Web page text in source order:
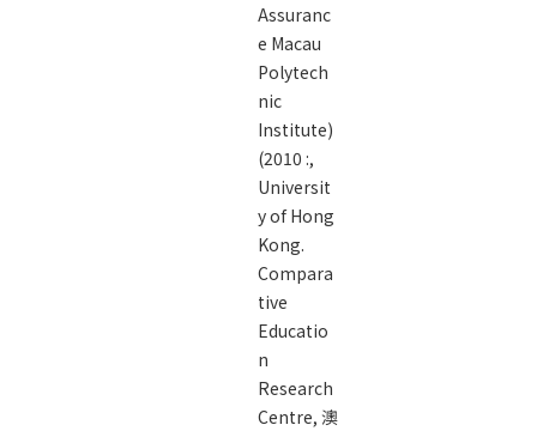
Assuranc
e Macau
Polytech
nic
Institute)
(2010 :,
Universit
y of Hong
Kong.
Compara
tive
Educatio
n
Research
Centre, 澳